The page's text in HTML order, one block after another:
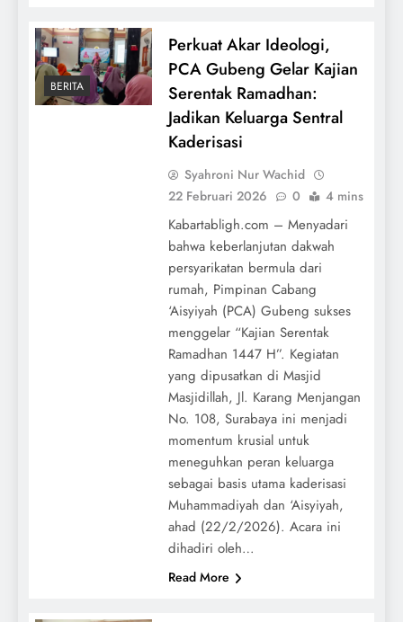
BERITA
Perkuat Akar Ideologi,
PCA Gubeng Gelar Kajian
Serentak Ramadhan:
Jadikan Keluarga Sentral
Kaderisasi
Syahroni Nur Wachid
22 Februari 2026
0 4 mins
Kabartabligh.com – Menyadari
bahwa keberlanjutan dakwah
persyarikatan bermula dari
rumah, Pimpinan Cabang
‘Aisyiyah (PCA) Gubeng sukses
menggelar “Kajian Serentak
Ramadhan 1447 H”. Kegiatan
yang dipusatkan di Masjid
Masjidillah, Jl. Karang Menjangan
No. 108, Surabaya ini menjadi
momentum krusial untuk
meneguhkan peran keluarga
sebagai basis utama kaderisasi
Muhammadiyah dan ‘Aisyiyah,
ahad (22/2/2026). Acara ini
dihadiri oleh…
Read More